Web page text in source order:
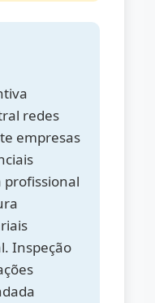
redes
empresas
profissional
Inspeção